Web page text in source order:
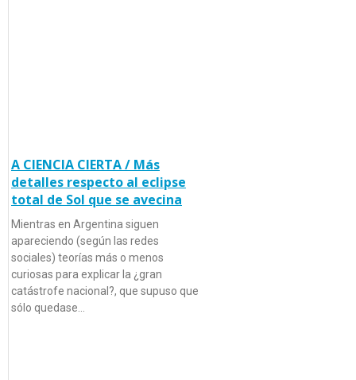
A CIENCIA CIERTA / Más
detalles respecto al eclipse
total de Sol que se avecina
Mientras en Argentina siguen
apareciendo (según las redes
sociales) teorías más o menos
curiosas para explicar la ¿gran
catástrofe nacional?, que supuso que
sólo quedase…